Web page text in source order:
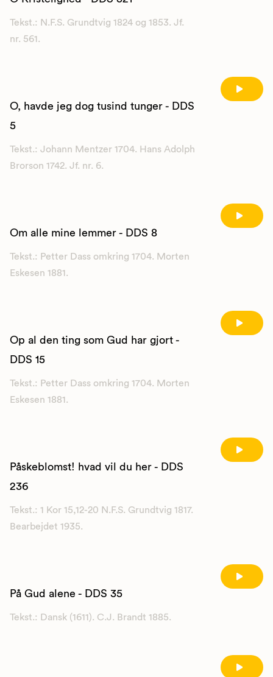
Tekst.: N.F.S. Grundtvig 1824 og 1853. Jf.
nr. 561.
O, havde jeg dog tusind tunger - DDS
5
Tekst.: Johann Mentzer 1704. Hans Adolph
Brorson 1742. Jf. nr. 6.
Om alle mine lemmer - DDS 8
Tekst.: Petter Dass omkring 1704. Morten
Eskesen 1881.
Op al den ting som Gud har gjort -
DDS 15
Tekst.: Petter Dass omkring 1704. Morten
Eskesen 1881.
Påskeblomst! hvad vil du her - DDS
236
Tekst.: 1 Kor 15,12-20 N.F.S. Grundtvig 1817.
Bearbejdet 1935.
På Gud alene - DDS 35
Tekst.: Dansk (1611). C.J. Brandt 1885.